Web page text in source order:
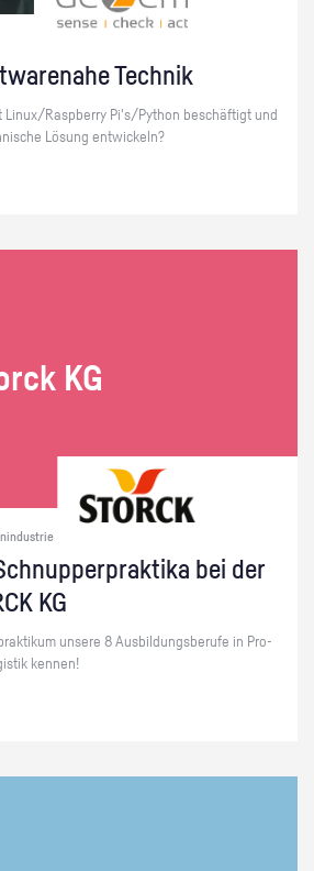
Tech­nik
Linux/Raspber­ry Pi's/Py­thon be­schäf­tigt und
Lö­sung ent­wi­ckeln?
KG
bei der
KG
un­se­re 8 Aus­bil­dungs­be­ru­fe in Pro­
ken­nen!